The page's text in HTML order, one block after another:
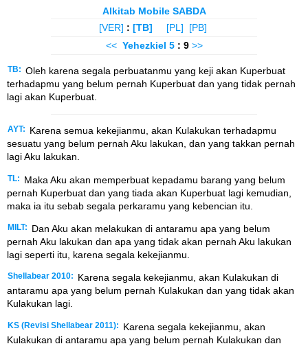
Alkitab Mobile SABDA
[VER] : [TB] [PL]
[PB]
<< Yehezkiel 5 : 9 >>
TB: Oleh karena segala perbuatanmu yang keji akan Kuperbuat
terhadapmu yang belum pernah Kuperbuat dan yang tidak pernah
lagi akan Kuperbuat.
AYT:
Karena semua kekejianmu, akan Kulakukan terhadapmu
sesuatu yang belum pernah Aku lakukan, dan yang takkan pernah
lagi Aku lakukan.
TL:
Maka Aku akan memperbuat kepadamu barang yang belum
pernah Kuperbuat dan yang tiada akan Kuperbuat lagi kemudian,
maka ia itu sebab segala perkaramu yang kebencian itu.
MILT:
Dan Aku akan melakukan di antaramu apa yang belum
pernah Aku lakukan dan apa yang tidak akan pernah Aku lakukan
lagi seperti itu, karena segala kekejianmu.
Shellabear 2010:
Karena segala kekejianmu, akan Kulakukan di
antaramu apa yang belum pernah Kulakukan dan yang tidak akan
Kulakukan lagi.
KS (Revisi Shellabear 2011):
Karena segala kekejianmu, akan
Kulakukan di antaramu apa yang belum pernah Kulakukan dan